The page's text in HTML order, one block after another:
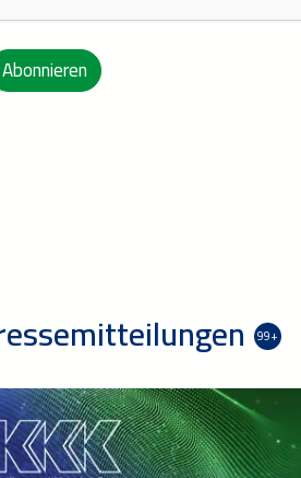
Abonnieren
99+